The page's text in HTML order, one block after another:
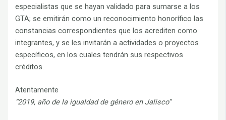
especialistas que se hayan validado para sumarse a los
GTA; se emitirán como un reconocimiento honorífico las
constancias correspondientes que los acrediten como
integrantes, y se les invitarán a actividades o proyectos
específicos, en los cuales tendrán sus respectivos
créditos.
Atentamente
“2019, año de la igualdad de género en Jalisco”